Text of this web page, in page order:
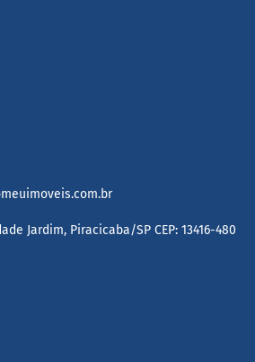
Jardim, Piracicaba/SP CEP: 13416-480